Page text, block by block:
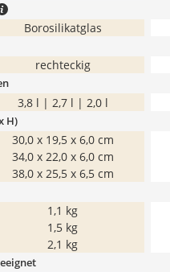
Borosilikatglas
rechteckig
3,8 l | 2,7 l | 2,0 l
H)
30,0 x 19,5 x 6,0 cm
34,0 x 22,0 x 6,0 cm
38,0 x 25,5 x 6,5 cm
1,1 kg
1,5 kg
2,1 kg